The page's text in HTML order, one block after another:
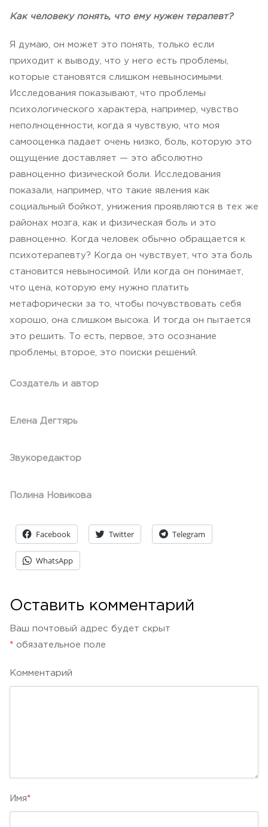
Как человеку понять, что ему нужен терапевт?
Я думаю, он может это понять, только если
приходит к выводу, что у него есть проблемы,
которые становятся слишком невыносимыми.
Исследования показывают, что проблемы
психологического характера, например, чувство
неполноценности, когда я чувствую, что моя
самооценка падает очень низко, боль, которую это
ощущение доставляет — это абсолютно
равноценно физической боли. Исследования
показали, например, что такие явления как
социальный бойкот, унижения проявляются в тех же
районах мозга, как и физическая боль и это
равноценно. Когда человек обычно обращается к
психотерапевту? Когда он чувствует, что эта боль
становится невыносимой. Или когда он понимает,
что цена, которую ему нужно платить
метафорически за то, чтобы почувствовать себя
хорошо, она слишком высока. И тогда он пытается
это решить. То есть, первое, это осознание
проблемы, второе, это поиски решений.
Создатель и автор
Елена Дегтярь
Звукоредактор
Полина Новикова
Facebook Twitter Telegram
WhatsApp
Оставить комментарий
Ваш почтовый адрес будет скрыт
* обязательное поле
Kомментарий
Имя*